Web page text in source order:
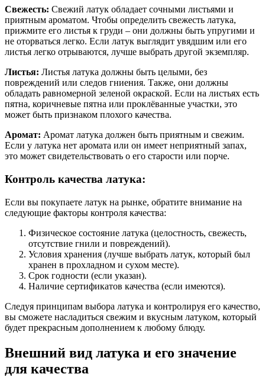
Свежесть: Свежий латук обладает сочными листьями и
приятным ароматом. Чтобы определить свежесть латука,
прижмите его листья к груди – они должны быть упругими и
не оторваться легко. Если латук выглядит увядшим или его
листья легко отрываются, лучше выбрать другой экземпляр.
Листья: Листья латука должны быть целыми, без
повреждений или следов гниения. Также, они должны
обладать равномерной зеленой окраской. Если на листьях есть
пятна, коричневые пятна или проклёванные участки, это
может быть признаком плохого качества.
Аромат: Аромат латука должен быть приятным и свежим.
Если у латука нет аромата или он имеет неприятный запах,
это может свидетельствовать о его старости или порче.
Контроль качества латука:
Если вы покупаете латук на рынке, обратите внимание на
следующие факторы контроля качества:
Физическое состояние латука (целостность, свежесть,
отсутствие гнили и повреждений).
Условия хранения (лучше выбрать латук, который был
хранен в прохладном и сухом месте).
Срок годности (если указан).
Наличие сертификатов качества (если имеются).
Следуя принципам выбора латука и контролируя его качество,
вы сможете насладиться свежим и вкусным латуком, который
будет прекрасным дополнением к любому блюду.
Внешний вид латука и его значение
для качества